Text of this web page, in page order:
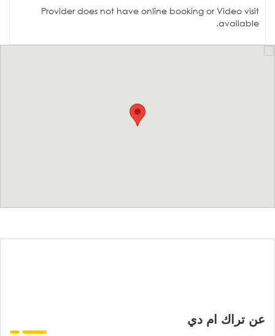
Provider does not have online booking or Video visit
available.
عن تراك ام دي